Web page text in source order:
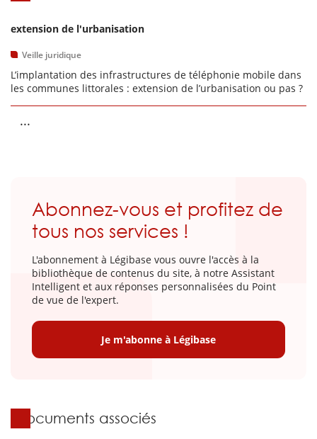
extension de l'urbanisation
Veille juridique
L’implantation des infrastructures de téléphonie mobile dans
les communes littorales : extension de l’urbanisation ou pas ?
...
Abonnez-vous et profitez de
tous nos services !
L'abonnement à Légibase vous ouvre l'accès à la
bibliothèque de contenus du site, à notre Assistant
Intelligent et aux réponses personnalisées du Point
de vue de l'expert.
Je m'abonne à Légibase
Documents associés